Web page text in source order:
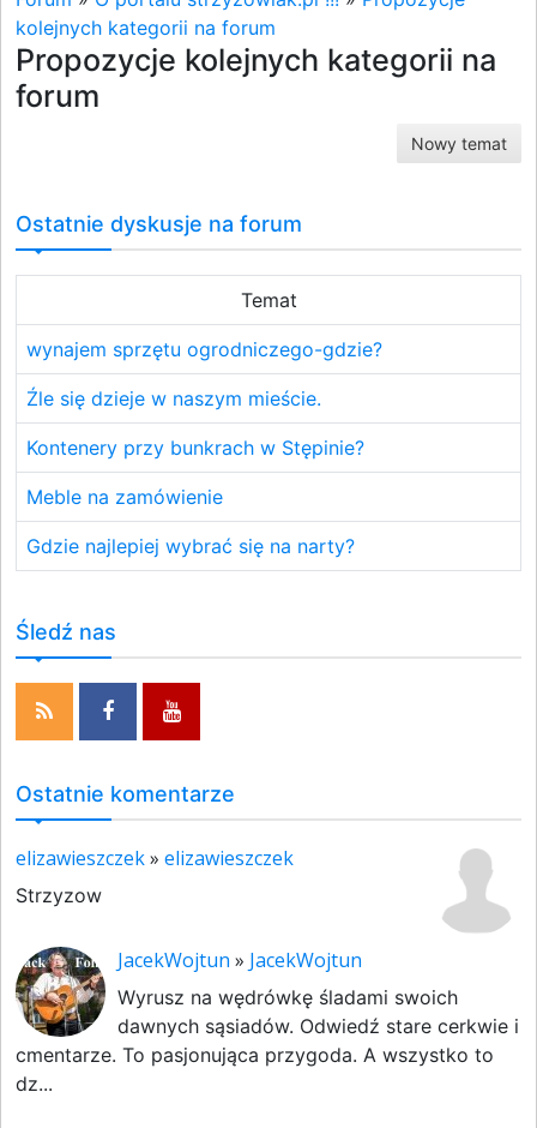
kolejnych kategorii na forum
Propozycje kolejnych kategorii na
forum
Nowy temat
Ostatnie dyskusje na forum
Temat
wynajem sprzętu ogrodniczego-gdzie?
Źle się dzieje w naszym mieście.
Kontenery przy bunkrach w Stępinie?
Meble na zamówienie
Gdzie najlepiej wybrać się na narty?
Śledź nas
Ostatnie komentarze
elizawieszczek» elizawieszczek
Strzyzow
JacekWojtun » JacekWojtun
Wyrusz na wędrówkę śladami swoich
dawnych sąsiadów. Odwiedź stare cerkwie i
cmentarze. To pasjonująca przygoda. A wszystko to
dz...